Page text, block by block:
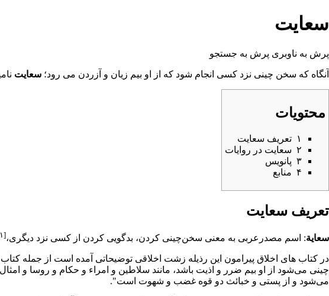
سعایت
پرش به ناوبری پرش به جستجو
آنگاه که سخن چینى نزد کسى انجام شود که از او بیم زیان و آزردن می رود؛ سعایت
محتویات
۱ تعریف سعایت
۲ سعایت در روایات
۳ پانویس
۴ منابع
تعریف سعایت
سعایة: اسم مصدرعربی به معنی سخن‌چینی کردن، بدگویی کردن از کسی نزد دیگری،[۱]
در کتاب های اخلاق پیرامون این رذیله زشت اخلاقی توضیحاتی آمده است از جمله کتاب
چینی مى‌شود از او بیم ضرر و اذیت باشد، مانند سلاطین و امراء و حکام و روسا و
مى‌شود و از پستى و خبائث دو قوه غضب و شهوت است".